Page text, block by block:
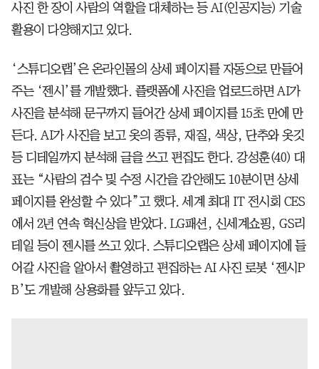
사진 한 장이 사람의 역할을 대체하는 등 AI(인공지능) 기술
활용이 다양해지고 있다.
‘스튜디오랩’은 온라인몰의 상세 페이지를 자동으로 만들어
주는 ‘젠시’를 개발했다. 플랫폼에 사진을 업로드하면 AI가
사진을 분석해 문구까지 들어간 상세 페이지를 15초 만에 만
든다. AI가 사진을 보고 옷의 종류, 재질, 색상, 단추와 옷깃
등 디테일까지 분석해 글을 쓰고 편집도 한다. 강성훈(40) 대
표는 “사람의 검수 및 수정 시간을 감안해도 10분이면 상세
페이지를 완성할 수 있다”고 했다. 세계 최대 IT 전시회 CES
에서 2년 연속 혁신상을 받았다. LG패션, 신세계쇼핑, GS리
테일 등이 젠시를 쓰고 있다. 스튜디오랩은 상세 페이지에 들
어갈 사진을 알아서 촬영하고 편집하는 AI 사진 로봇 ‘젠시P
B’도 개발해 상용화를 앞두고 있다.